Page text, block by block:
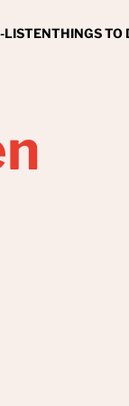
LISTENTHINGS TO